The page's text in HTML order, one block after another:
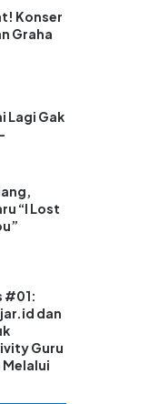
Konser
Graha
Lagi Gak
“I Lost
#01:
dan
Guru
Melalui